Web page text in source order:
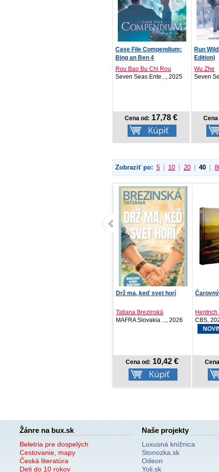
Case File Compendium:
Bing an Ben 4
Rou Bao Bu Chi Rou
Seven Seas Ente..., 2025
Cena od: 17,78 €
Run
Edition)
Wu Zhe
Seven
Zobraziť po: 5 10 20 40
Čarovný Pezinok a okolie
Hentrich Vajsabel, ...
CBS, 2026
Cena od: 18,75 €
Tomáš
Lindeni,
Žánre na bux.sk
Beletria pre dospelých
Cestovanie, mapy
Česká literatúra
Deti do 10 rokov
Naše projekty
Luxusná knižnica
Stonozka.sk
Odeon
Yoli.sk